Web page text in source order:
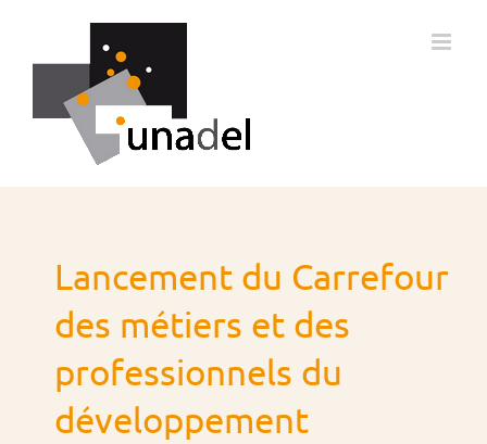
contenu
Lancement du Carrefour
des métiers et des
professionnels du
développement